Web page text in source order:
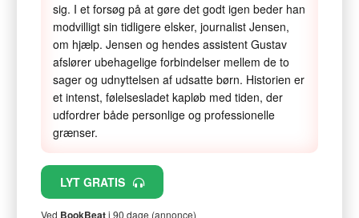
sig. I et forsøg på at gøre det godt igen beder han
modvilligt sin tidligere elsker, journalist Jensen,
om hjælp. Jensen og hendes assistent Gustav
afslører ubehagelige forbindelser mellem de to
sager og udnyttelsen af udsatte børn. Historien er
et intenst, følelsesladet kapløb med tiden, der
udfordrer både personlige og professionelle
grænser.
LYT GRATIS
Ved BookBeati 90 dage (annonce)